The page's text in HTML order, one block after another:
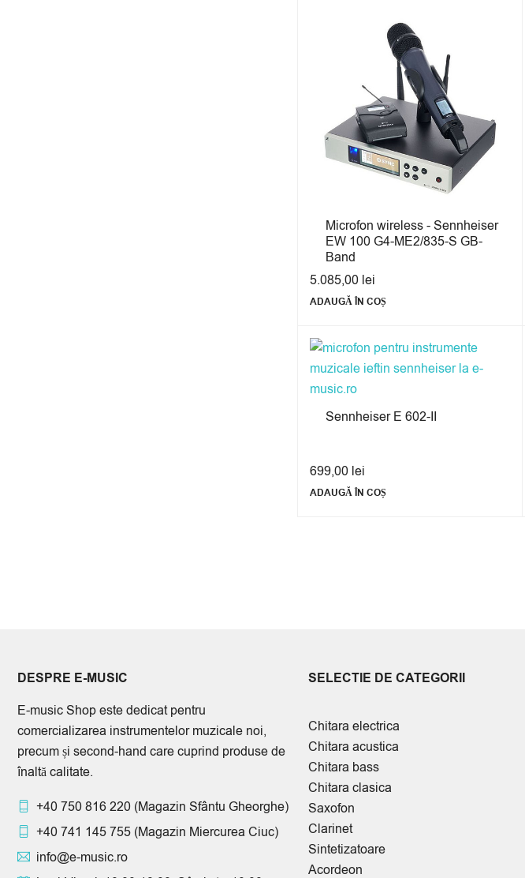
Microfon wireless - Sennheiser
EW 100 G4-ME2/835-S GB-
Band
5.085,00 lei
ADAUGĂ ÎN COȘ
Sennheiser E 602-II
699,00 lei
ADAUGĂ ÎN COȘ
DESPRE E-MUSIC
E-music Shop este dedicat pentru
comercializarea instrumentelor muzicale noi,
precum și second-hand care cuprind produse de
înaltă calitate.
+40 750 816 220 (Magazin Sfântu Gheorghe)
+40 741 145 755 (Magazin Miercurea Ciuc)
info@e-music.ro
SELECTIE DE CATEGORII
Chitara electrica
Chitara acustica
Chitara bass
Chitara clasica
Saxofon
Clarinet
Sintetizatoare
Acordeon